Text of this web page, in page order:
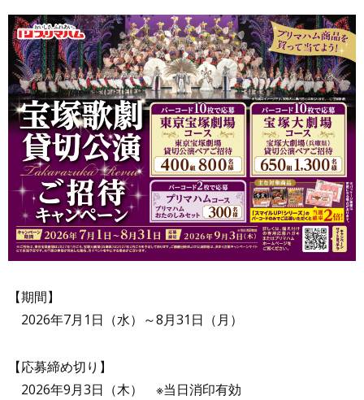
【期間】
2026年7月1日（水）～8月31日（月）
【応募締め切り】
2026年9月3日（木） ※当日消印有効